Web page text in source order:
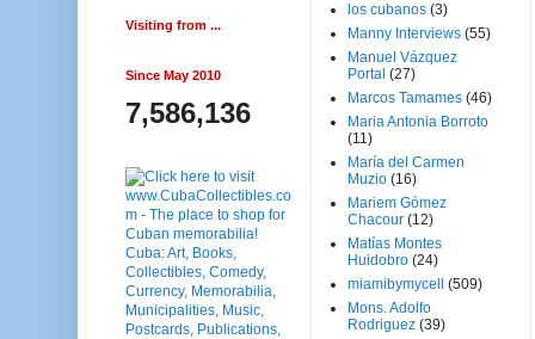
Visiting from ...
Since May 2010
7,586,136
los cubanos (3)
Manny Interviews (55)
Manuel Vázquez
Portal (27)
Marcos Tamames (46)
Maria Antonia Borroto
(11)
María del Carmen
Muzio (16)
Mariem Gómez
Chacour (12)
Matías Montes
Huidobro (24)
miamibymycell
(509)
Mons. Adolfo
Rodriguez (39)